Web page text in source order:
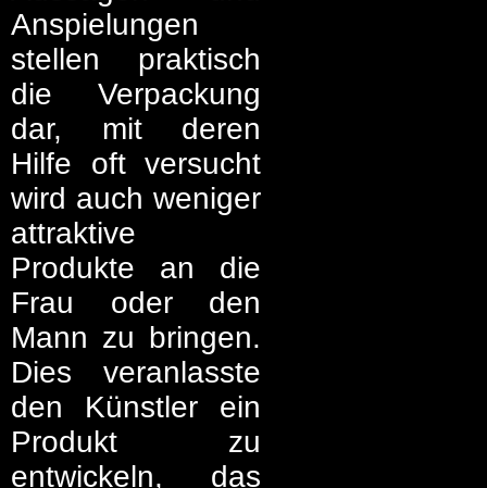
Anspielungen
stellen praktisch
die Verpackung
dar, mit deren
Hilfe oft versucht
wird auch weniger
attraktive
Produkte an die
Frau oder den
Mann zu bringen.
Dies veranlasste
den Künstler ein
Produkt zu
entwickeln, das